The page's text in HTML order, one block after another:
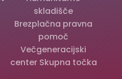
skladišče
Brezplačna pravna
pomoč
Večgeneracijski
center Skupna točka